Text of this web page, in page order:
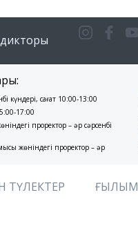
күндері, сағат 10:00-13:00
17:00
проректор – әр сәрсенбі
жөніндегі проректор – әр
ТҮЛЕКТЕР ҒЫЛЫМ